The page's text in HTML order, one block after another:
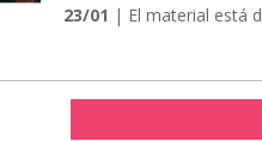
23/01 | El material está